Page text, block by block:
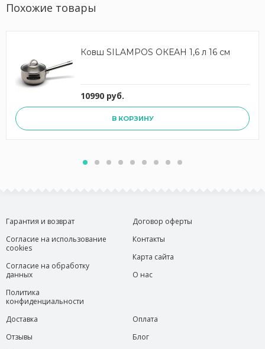
Похожие товары
Ковш SILAMPOS ОКЕАН 1,6 л 16 см
10990 руб.
В КОРЗИНУ
Гарантия и возврат
Согласие на использование
cookies
Согласие на обработку
данных
Политика
конфиденциальности
Договор оферты
Контакты
Карта сайта
О нас
Доставка
Отзывы
Оплата
Блог